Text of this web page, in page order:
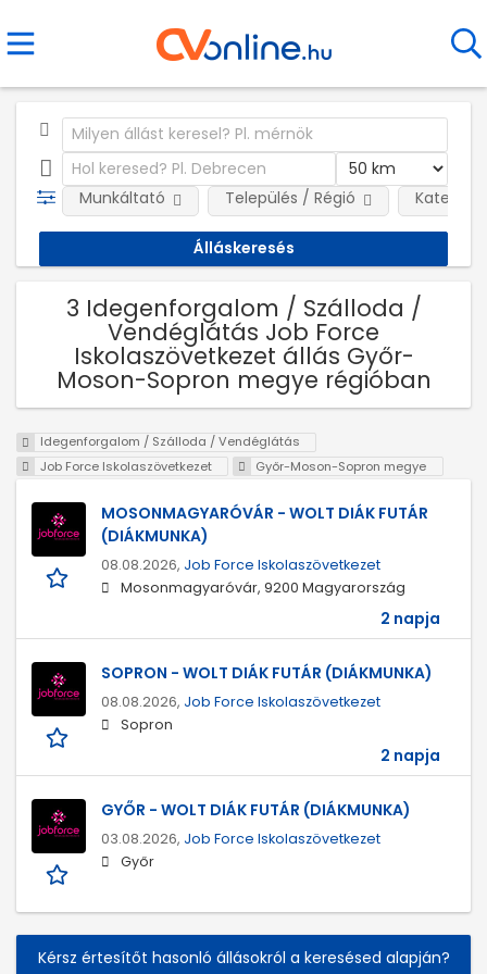
Munkáltató Település / Régió
3 Idegenforgalom / Szálloda /
Vendéglátás Job Force
Iskolaszövetkezet állás Győr-
Moson-Sopron megye régióban
Idegenforgalom / Szálloda / Vendéglátás
Job Force Iskolaszövetkezet
Győr-Moson-Sopron megye
MOSONMAGYARÓVÁR - WOLT DIÁK FUTÁR
(DIÁKMUNKA)
08.08.2026, Job Force Iskolaszövetkezet
Mosonmagyaróvár, 9200 Magyarország
2 napja
SOPRON - WOLT DIÁK FUTÁR (DIÁKMUNKA)
08.08.2026, Job Force Iskolaszövetkezet
Sopron
2 napja
GYŐR - WOLT DIÁK FUTÁR (DIÁKMUNKA)
03.08.2026, Job Force Iskolaszövetkezet
Győr
Kérsz értesítőt hasonló állásokról a keresésed alapján?